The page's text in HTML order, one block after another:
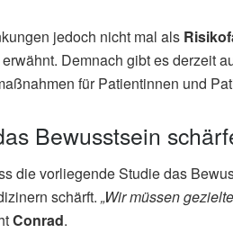
jedoch nicht mal als
erwähnt. Demnach gibt es derzeit
für Patientinnen und
Bewusstsein
die vorliegende Studie das
schärft. „Wir müssen
Conrad.